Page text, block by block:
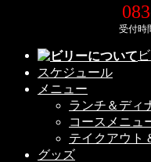
受付時
スケジュール
メニュー
ランチ＆ディ
コースメニュ
テイクアウト
グッズ